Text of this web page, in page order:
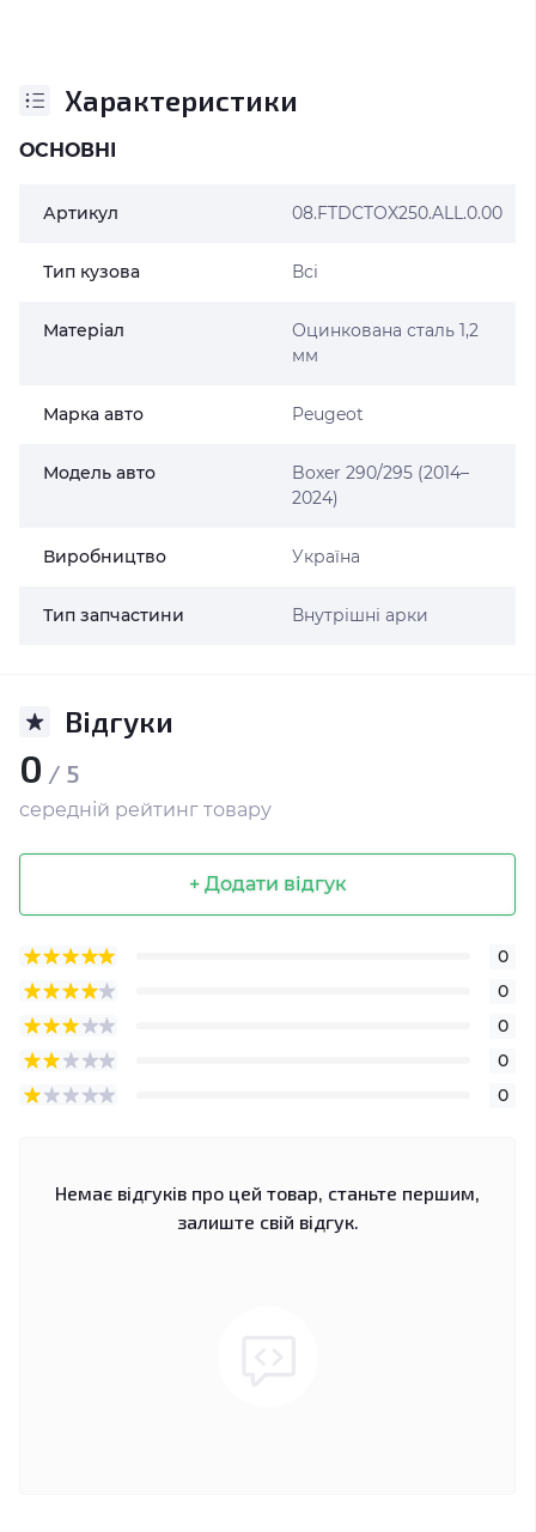
Характеристики
ОСНОВНІ
Артикул 08.FTDCTOX250.ALL.0.00
Тип кузова Всі
Матеріал
Оцинкована сталь 1,2
мм
Марка авто Peugeot
Модель авто
Boxer 290/295 (2014–
2024)
Виробництво Україна
Тип запчастини Внутрішні арки
Відгуки
0 / 5
середній рейтинг товару
+ Додати відгук
0
0
0
0
0
Немає відгуків про цей товар, станьте першим,
залиште свій відгук.